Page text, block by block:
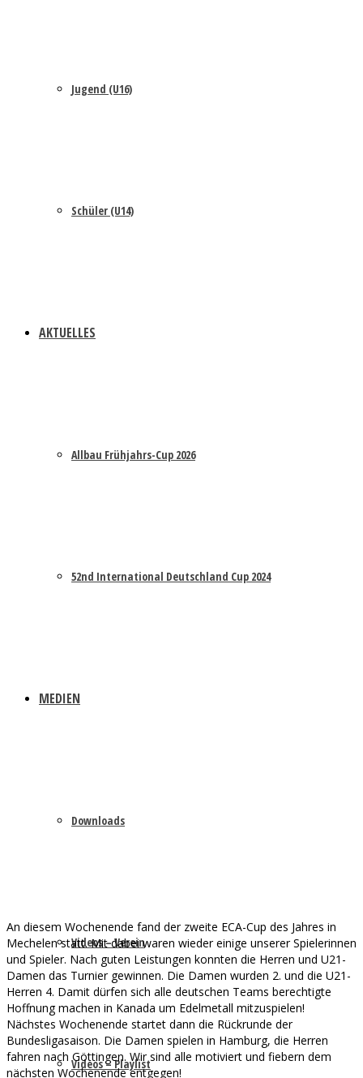
Jugend (U16)
Schüler (U14)
AKTUELLES
Allbau Frühjahrs-Cup 2026
52nd International Deutschland Cup 2024
MEDIEN
Downloads
Videos – Verein
Videos – Playlist
An diesem Wochenende fand der zweite ECA-Cup des Jahres in
Mechelen statt. Mit dabei waren wieder einige unserer Spielerinnen
und Spieler. Nach guten Leistungen konnten die Herren und U21-
Damen das Turnier gewinnen. Die Damen wurden 2. und die U21-
Herren 4. Damit dürfen sich alle deutschen Teams berechtigte
Hoffnung machen in Kanada um Edelmetall mitzuspielen!
Nächstes Wochenende startet dann die Rückrunde der
Bundesligasaison. Die Damen spielen in Hamburg, die Herren
fahren nach Göttingen. Wir sind alle motiviert und fiebern dem
nächsten Wochenende entgegen!